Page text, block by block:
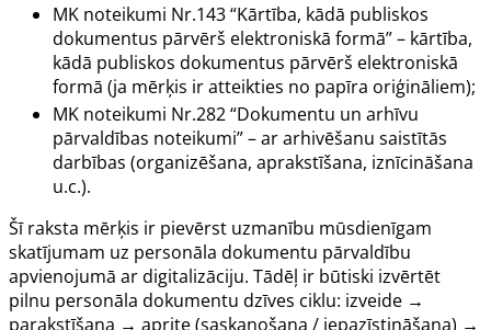
MK noteikumi Nr.143 “Kārtība, kādā publiskos
dokumentus pārvērš elektroniskā formā” – kārtība,
kādā publiskos dokumentus pārvērš elektroniskā
formā (ja mērķis ir atteikties no papīra oriģināliem);
MK noteikumi Nr.282 “Dokumentu un arhīvu
pārvaldības noteikumi” – ar arhivēšanu saistītās
darbības (organizēšana, aprakstīšana, iznīcināšana
u.c.).
Šī raksta mērķis ir pievērst uzmanību mūsdienīgam
skatījumam uz personāla dokumentu pārvaldību
apvienojumā ar digitalizāciju. Tādēļ ir būtiski izvērtēt
pilnu personāla dokumentu dzīves ciklu: izveide →
parakstīšana → aprite (saskaņošana / iepazīstināšana) →